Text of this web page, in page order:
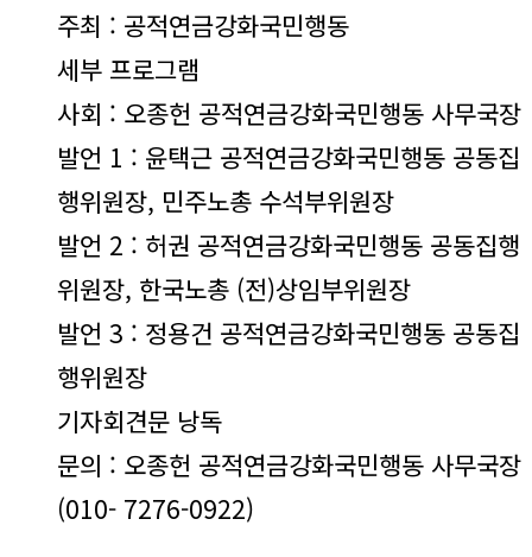
주최 : 공적연금강화국민행동
세부 프로그램
사회 : 오종헌 공적연금강화국민행동 사무국장
발언 1 : 윤택근 공적연금강화국민행동 공동집
행위원장, 민주노총 수석부위원장
발언 2 : 허권 공적연금강화국민행동 공동집행
위원장, 한국노총 (전)상임부위원장
발언 3 : 정용건 공적연금강화국민행동 공동집
행위원장
기자회견문 낭독
문의 : 오종헌 공적연금강화국민행동 사무국장
(010- 7276-0922)